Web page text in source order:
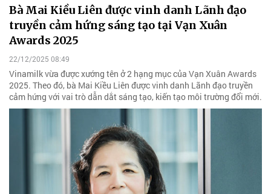
Bà Mai Kiều Liên được vinh danh Lãnh đạo
truyền cảm hứng sáng tạo tại Vạn Xuân
Awards 2025
22/12/2025 08:49
Vinamilk vừa được xướng tên ở 2 hạng mục của Vạn Xuân Awards
2025. Theo đó, bà Mai Kiều Liên được vinh danh Lãnh đạo truyền
cảm hứng với vai trò dẫn dắt sáng tạo, kiến tạo môi trường đổi mới.